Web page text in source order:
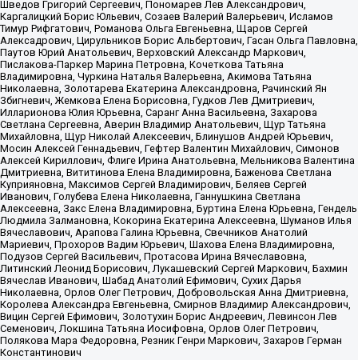
Шведов Григорий Сергеевич, Пономарев Лев Александрович,
Каргалицкий Борис Юльевич, Созаев Валерий Валерьевич, Исламов
Тимур Рифгатович, Романова Ольга Евгеньевна, Щаров Сергей
Алексадрович, Цирульников Борис Альбертович, Гасан Ольга Павловна,
Паутов Юрий Анатольевич, Верховский Александр Маркович,
Пислакова-Паркер Марина Петровна, Кочеткова Татьяна
Владимировна, Чуркина Наталья Валерьевна, Акимова Татьяна
Николаевна, Золотарева Екатерина Александровна, Рачинский Ян
Збигневич, Жемкова Елена Борисовна, Гудков Лев Дмитриевич,
Илларионова Юлия Юрьевна, Саранг Анна Васильевна, Захарова
Светлана Сергеевна, Аверин Владимир Анатольевич, Щур Татьяна
Михайловна, Щур Николай Алексеевич, Блинушов Андрей Юрьевич,
Мосин Алексей Геннадьевич, Гефтер Валентин Михайлович, Симонов
Алексей Кириллович, Флиге Ирина Анатольевна, Мельникова Валентина
Дмитриевна, Вититинова Елена Владимировна, Баженова Светлана
Куприяновна, Максимов Сергей Владимирович, Беляев Сергей
Иванович, Голубева Елена Николаевна, Ганнушкина Светлана
Алексеевна, Закс Елена Владимировна, Буртина Елена Юрьевна, Гендель
Людмила Залмановна, Кокорина Екатерина Алексеевна, Шуманов Илья
Вячеславович, Арапова Галина Юрьевна, Свечников Анатолий
Мариевич, Прохоров Вадим Юрьевич, Шахова Елена Владимировна,
Подузов Сергей Васильевич, Протасова Ирина Вячеславовна,
Литинский Леонид Борисович, Лукашевский Сергей Маркович, Бахмин
Вячеслав Иванович, Шабад Анатолий Ефимович, Сухих Дарья
Николаевна, Орлов Олег Петрович, Добровольская Анна Дмитриевна,
Королева Александра Евгеньевна, Смирнов Владимир Александрович,
Вицин Сергей Ефимович, Золотухин Борис Андреевич, Левинсон Лев
Семенович, Локшина Татьяна Иосифовна, Орлов Олег Петрович,
Полякова Мара Федоровна, Резник Генри Маркович, Захаров Герман
Константинович